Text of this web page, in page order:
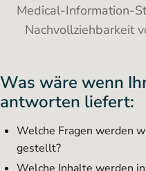
Medical-Information-
Nachvollziehbarkeit
Was wäre wenn
antworten liefert:
Welche Fragen werden
gestellt?